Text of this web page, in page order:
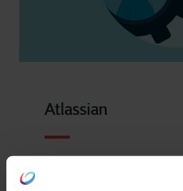
Atlassian
Verbeter de